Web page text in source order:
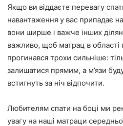
Якщо ви віддаєте перевагу
навантаження у вас припадає
вони ширше і важче інших
важливо, щоб матрац в області
прогинався трохи сильніше:
залишатися прямим, а м’язи
встигнуть за ніч відпочити.
Любителям спати на боці ми
увагу на наші матраци